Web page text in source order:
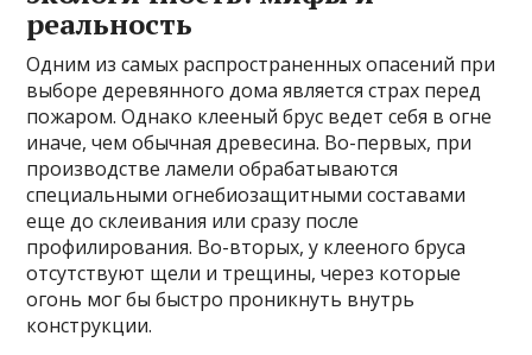
реальность
Одним из самых распространенных опасений при
выборе деревянного дома является страх перед
пожаром. Однако клееный брус ведет себя в огне
иначе, чем обычная древесина. Во-первых, при
производстве ламели обрабатываются
специальными огнебиозащитными составами
еще до склеивания или сразу после
профилирования. Во-вторых, у клееного бруса
отсутствуют щели и трещины, через которые
огонь мог бы быстро проникнуть внутрь
конструкции.